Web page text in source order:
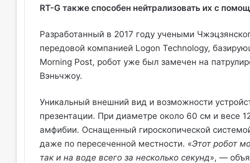
RT-G также способен нейтрализовать их с
Разработанный в 2017 году учеными
передовой компанией Logon Technology,
Morning Post, робот уже был замечен на
Вэньчжоу.
Уникальный внешний вид и возможности
презентации. При диаметре около 60 см и весе
амфибии. Оснащенный гироскопической
даже по пересеченной местности. «Этот робот
так и на воде всего за несколько секунд», —